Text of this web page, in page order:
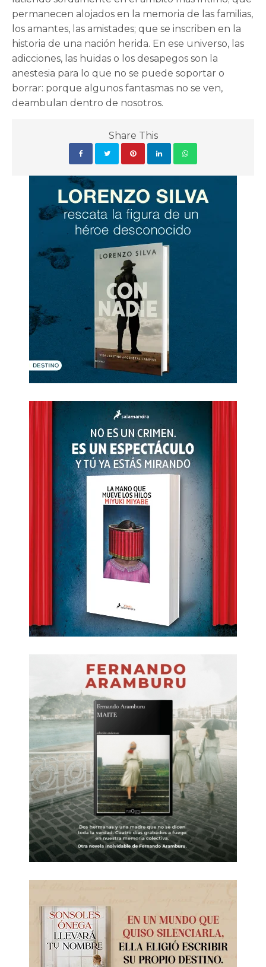
permanecen alojados en la memoria de las familias,
los amantes, las amistades; que se inscriben en la
historia de una nación herida. En ese universo, las
adicciones, las huidas o los desapegos son la
anestesia para lo que no se puede soportar o
borrar: porque algunos fantasmas no se ven,
deambulan dentro de nosotros.
Share This